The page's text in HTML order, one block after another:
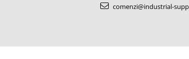
comenzi@industrial-